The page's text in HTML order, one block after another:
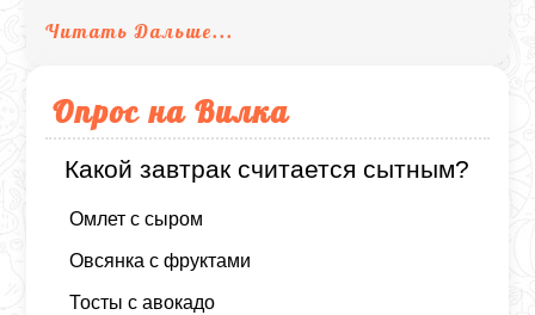
Читать Дальше...
Опрос на Вилка
Какой завтрак считается сытным?
Омлет с сыром
Овсянка с фруктами
Тосты с авокадо